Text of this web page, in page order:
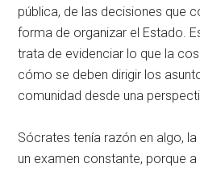
pública, de las decisiones que
forma de organizar el Estado.
trata de evidenciar lo que la
cómo se deben dirigir los
comunidad desde una
Sócrates tenía razón en algo,
un examen constante, porque